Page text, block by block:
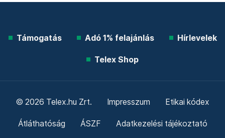
Támogatás Adó 1% felajánlás Hírlevelek
Telex Shop
© 2026 Telex.hu Zrt. Impresszum Etikai kódex
Átláthatóság ÁSZF Adatkezelési tájékoztató